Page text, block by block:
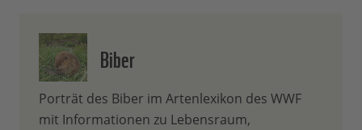
Biber
Porträt des Biber im Artenlexikon des WWF
mit Informationen zu Lebensraum,